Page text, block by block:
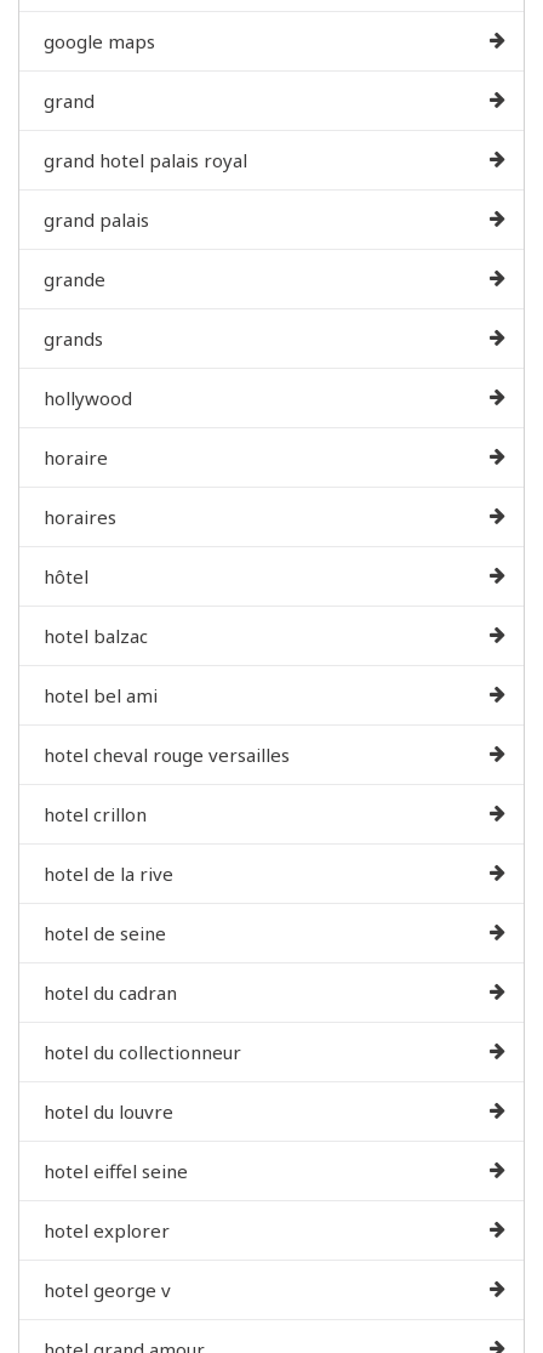
google maps
grand
grand hotel palais royal
grand palais
grande
grands
hollywood
horaire
horaires
hôtel
hotel balzac
hotel bel ami
hotel cheval rouge versailles
hotel crillon
hotel de la rive
hotel de seine
hotel du cadran
hotel du collectionneur
hotel du louvre
hotel eiffel seine
hotel explorer
hotel george v